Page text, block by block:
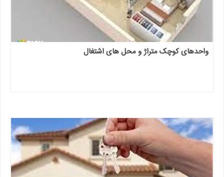
واحدهای کوچک متراژ و محل های اشتغال